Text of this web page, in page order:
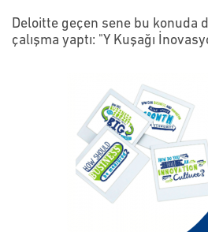
Deloitte geçen sene bu konuda
çalışma yaptı: "Y Kuşağı